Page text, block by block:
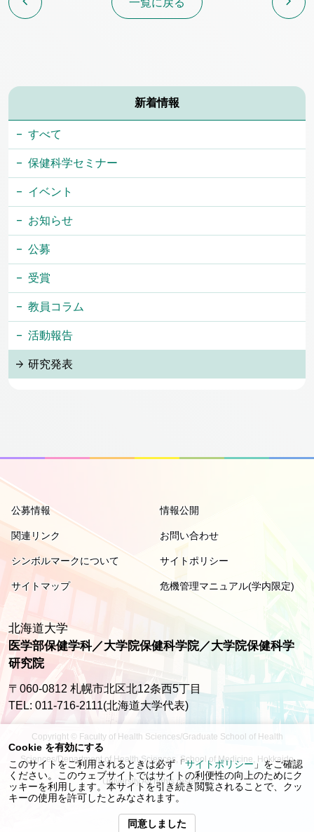
一覧に戻る
新着情報
すべて
保健科学セミナー
イベント
お知らせ
公募
受賞
教員コラム
活動報告
研究発表
Cookie を有効にする
このサイトをご利用されるときは必ず「サイトポリシー」をご確認
ください。このウェブサイトではサイトの利便性の向上のためにク
ッキーを利用します。本サイトを引き続き閲覧されることで、クッ
キーの使用を許可したとみなされます。
同意しました
北海道大学
医学部保健学科／大学院保健科学院／大学院保健科学
研究院
〒060-0812 札幌市北区北12条西5丁目
TEL: 011-716-2111(北海道大学代表)
公募情報 情報公開
関連リンク お問い合わせ
シンボルマークについて サイトポリシー
サイトマップ 危機管理マニュアル(学内限定)
Copyright © Faculty of Health Sciences/Graduate School of Health
Sciences/Department of Health Sciences, School of Medicine, Hokkaido
University All rights reserved.